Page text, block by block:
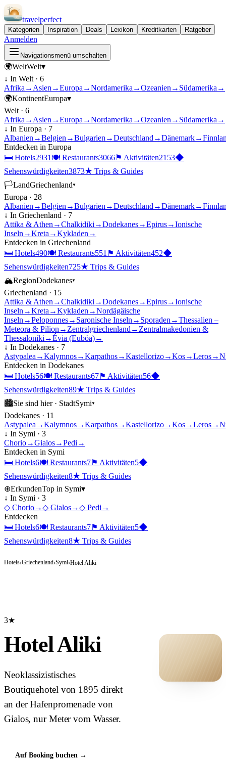
travelperfect
Kategorien Inspiration Deals Lexikon Kreditkarten Ratgeber
Anmelden
Navigationsmenü umschalten
🌍WeltWelt▾
↓ In Welt · 6
Afrika → Asien →Europa →Nordamerika →Ozeanien → Südamerika →
🌍KontinentEuropa▾
Welt · 6
Afrika → Asien →Europa →Nordamerika →Ozeanien → Südamerika →
↓ In Europa · 7
Albanien →Belgien →Bulgarien →Deutschland →Dänemark→
Entdecken in Europa
🛏 Hotels2931 🍽 Restaurants3066⚑ Aktivitäten2153◆
Sehenswürdigkeiten3873★ Trips & Guides
🏳LandGriechenland▾
Europa · 28
Albanien →Belgien →Bulgarien →Deutschland →Dänemark→
↓ In Griechenland · 7
Attika & Athen →Chalkidiki →Dodekanes→Epirus→Ionische
Inseln →Kreta →Kykladen →
Entdecken in Griechenland
🛏 Hotels490🍽 Restaurants551 ⚑ Aktivitäten452◆
Sehenswürdigkeiten725★ Trips & Guides
🏔RegionDodekanes▾
Griechenland · 15
Attika & Athen →Chalkidiki →Dodekanes→Epirus→Ionische
Inseln →Kreta →Kykladen →Nordägäische
Inseln →Peloponnes→ Saronische Inseln → Sporaden →Thessalien –
Meteora & Pilion → Zentralgriechenland → Zentralmakedonien &
Thessaloniki →Évia (Euböa)→
↓ In Dodekanes · 7
Astypalea →Kalymnos→Karpathos→Kastellorizo→Kos→Leros→
Entdecken in Dodekanes
🛏 Hotels56🍽 Restaurants67⚑ Aktivitäten56◆
Sehenswürdigkeiten89★ Trips & Guides
🏙Sie sind hier · StadtSymi▾
Dodekanes · 11
Astypalea →Kalymnos→Karpathos→Kastellorizo→Kos→Leros→
↓ In Symi · 3
Chorio→Gialos→Pedi →
Entdecken in Symi
🛏 Hotels6🍽 Restaurants7⚑ Aktivitäten5◆
Sehenswürdigkeiten8★ Trips & Guides
⊕ErkundenTop in Symi▾
↓ In Symi · 3
◇ Chorio→◇ Gialos→◇ Pedi →
Entdecken
🛏 Hotels6🍽 Restaurants7⚑ Aktivitäten5◆
Sehenswürdigkeiten8★ Trips & Guides
Hotels›Griechenland›Symi›Hotel Aliki
3★
Hotel Aliki
Neoklassizistisches
Boutiquehotel von 1895 direkt
an der Hafenpromenade von
Gialos, nur Meter vom Wasser.
Auf Booking buchen→